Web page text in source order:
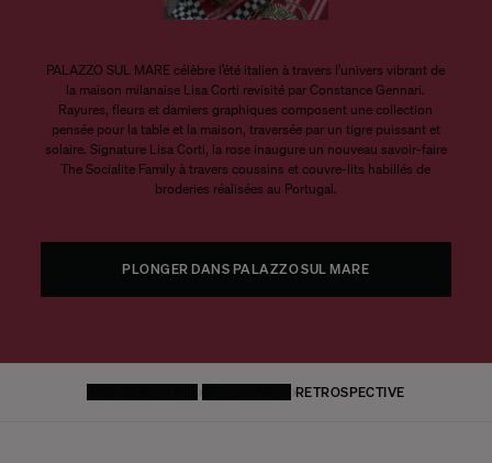
PALAZZO SUL MARE célèbre l’été italien à travers l’univers vibrant de
la maison milanaise Lisa Corti revisité par Constance Gennari.
Rayures, fleurs et damiers graphiques composent une collection
pensée pour la table et la maison, traversée par un tigre puissant et
solaire. Signature Lisa Corti, la rose inaugure un nouveau savoir-faire
The Socialite Family à travers coussins et couvre-lits habillés de
broderies réalisées au Portugal.
PLONGER DANS PALAZZO SUL MARE
DÉCORATION RETROSPECTIVE